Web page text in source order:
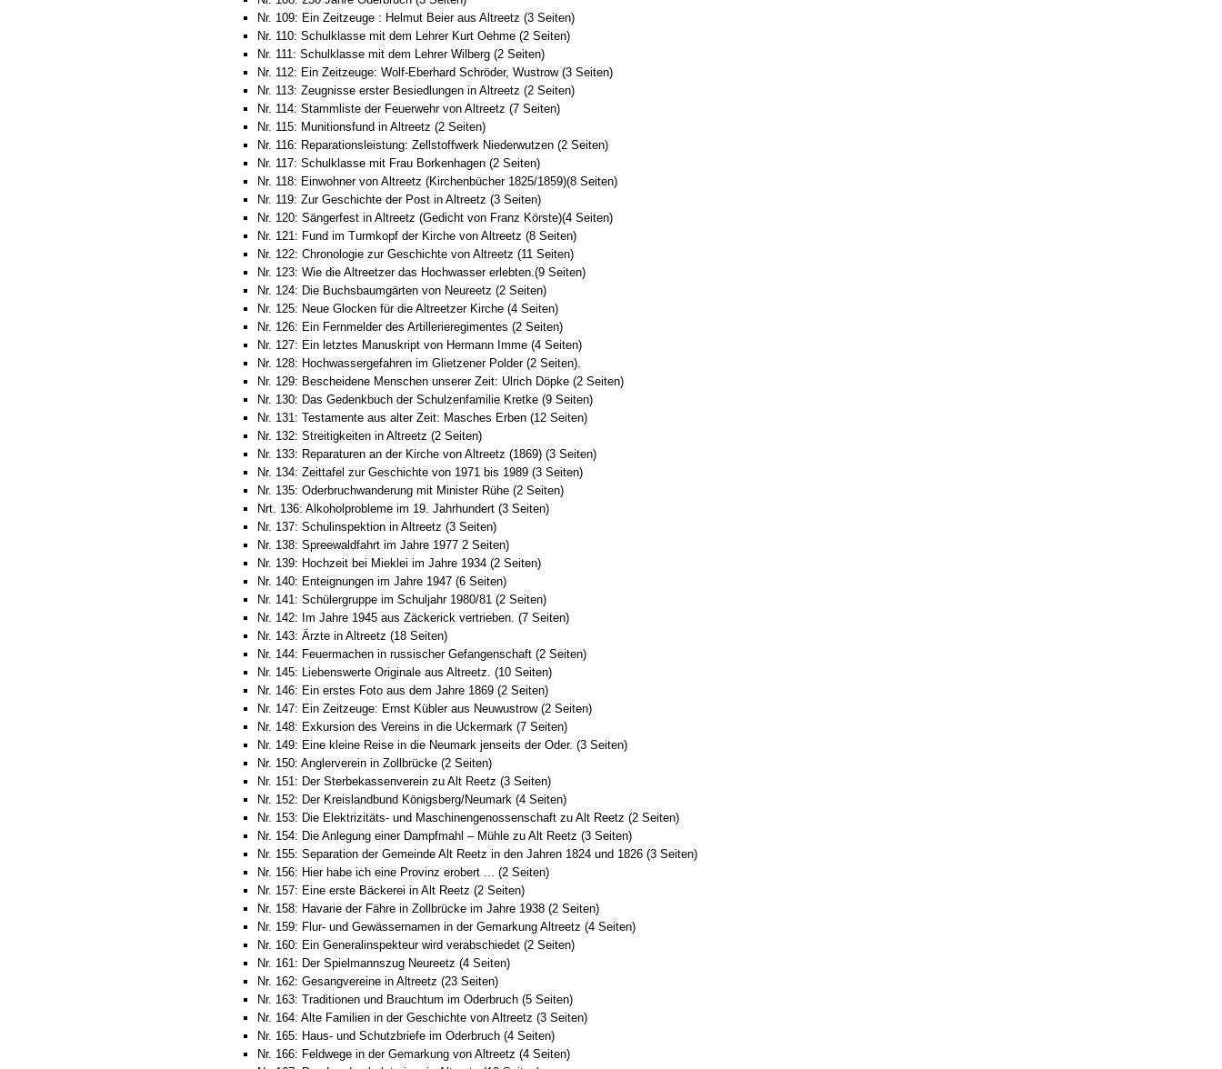
Nr. 109: Ein Zeitzeuge : Helmut Beier aus Altreetz (3 Seiten)
Nr. 110: Schulklasse mit dem Lehrer Kurt Oehme (2 Seiten)
Nr. 111: Schulklasse mit dem Lehrer Wilberg (2 Seiten)
Nr. 112: Ein Zeitzeuge: Wolf-Eberhard Schröder, Wustrow (3 Seiten)
Nr. 113: Zeugnisse erster Besiedlungen in Altreetz (2 Seiten)
Nr. 114: Stammliste der Feuerwehr von Altreetz (7 Seiten)
Nr. 115: Munitionsfund in Altreetz (2 Seiten)
Nr. 116: Reparationsleistung: Zellstoffwerk Niederwutzen (2 Seiten)
Nr. 117: Schulklasse mit Frau Borkenhagen (2 Seiten)
Nr. 118: Einwohner von Altreetz (Kirchenbücher 1825/1859)(8 Seiten)
Nr. 119: Zur Geschichte der Post in Altreetz (3 Seiten)
Nr. 120: Sängerfest in Altreetz (Gedicht von Franz Körste)(4 Seiten)
Nr. 121: Fund im Turmkopf der Kirche von Altreetz (8 Seiten)
Nr. 122: Chronologie zur Geschichte von Altreetz (11 Seiten)
Nr. 123: Wie die Altreetzer das Hochwasser erlebten.(9 Seiten)
Nr. 124: Die Buchsbaumgärten von Neureetz (2 Seiten)
Nr. 125: Neue Glocken für die Altreetzer Kirche (4 Seiten)
Nr. 126: Ein Fernmelder des Artillerieregimentes (2 Seiten)
Nr. 127: Ein letztes Manuskript von Hermann Imme (4 Seiten)
Nr. 128: Hochwassergefahren im Glietzener Polder (2 Seiten).
Nr. 129: Bescheidene Menschen unserer Zeit: Ulrich Döpke (2 Seiten)
Nr. 130: Das Gedenkbuch der Schulzenfamilie Kretke (9 Seiten)
Nr. 131: Testamente aus alter Zeit: Masches Erben (12 Seiten)
Nr. 132: Streitigkeiten in Altreetz (2 Seiten)
Nr. 133: Reparaturen an der Kirche von Altreetz (1869) (3 Seiten)
Nr. 134: Zeittafel zur Geschichte von 1971 bis 1989 (3 Seiten)
Nr. 135: Oderbruchwanderung mit Minister Rühe (2 Seiten)
Nrt. 136: Alkoholprobleme im 19. Jahrhundert (3 Seiten)
Nr. 137: Schulinspektion in Altreetz (3 Seiten)
Nr. 138: Spreewaldfahrt im Jahre 1977 2 Seiten)
Nr. 139: Hochzeit bei Mieklei im Jahre 1934 (2 Seiten)
Nr. 140: Enteignungen im Jahre 1947 (6 Seiten)
Nr. 141: Schülergruppe im Schuljahr 1980/81 (2 Seiten)
Nr. 142: Im Jahre 1945 aus Zäckerick vertrieben. (7 Seiten)
Nr. 143: Ärzte in Altreetz (18 Seiten)
Nr. 144: Feuermachen in russischer Gefangenschaft (2 Seiten)
Nr. 145: Liebenswerte Originale aus Altreetz. (10 Seiten)
Nr. 146: Ein erstes Foto aus dem Jahre 1869 (2 Seiten)
Nr. 147: Ein Zeitzeuge: Ernst Kübler aus Neuwustrow (2 Seiten)
Nr. 148: Exkursion des Vereins in die Uckermark (7 Seiten)
Nr. 149: Eine kleine Reise in die Neumark jenseits der Oder. (3 Seiten)
Nr. 150: Anglerverein in Zollbrücke (2 Seiten)
Nr. 151: Der Sterbekassenverein zu Alt Reetz (3 Seiten)
Nr. 152: Der Kreislandbund Königsberg/Neumark (4 Seiten)
Nr. 153: Die Elektrizitäts- und Maschinengenossenschaft zu Alt Reetz (2 Seiten)
Nr. 154: Die Anlegung einer Dampfmahl – Mühle zu Alt Reetz (3 Seiten)
Nr. 155: Separation der Gemeinde Alt Reetz in den Jahren 1824 und 1826 (3 Seiten)
Nr. 156: Hier habe ich eine Provinz erobert ... (2 Seiten)
Nr. 157: Eine erste Bäckerei in Alt Reetz (2 Seiten)
Nr. 158: Havarie der Fähre in Zollbrücke im Jahre 1938 (2 Seiten)
Nr. 159: Flur- und Gewässernamen in der Gemarkung Altreetz (4 Seiten)
Nr. 160: Ein Generalinspekteur wird verabschiedet (2 Seiten)
Nr. 161: Der Spielmannszug Neureetz (4 Seiten)
Nr. 162: Gesangvereine in Altreetz (23 Seiten)
Nr. 163: Traditionen und Brauchtum im Oderbruch (5 Seiten)
Nr. 164: Alte Familien in der Geschichte von Altreetz (3 Seiten)
Nr. 165: Haus- und Schutzbriefe im Oderbruch (4 Seiten)
Nr. 166: Feldwege in der Gemarkung von Altreetz (4 Seiten)